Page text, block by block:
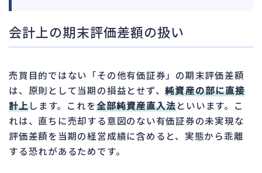
会計上の期末評価差額の扱い
売買目的ではない「その他有価証券」の期末評価差額
は、原則として当期の損益とせず、純資産の部に直接
計上します。これを全部純資産直入法といいます。こ
れは、直ちに売却する意図のない有価証券の未実現な
評価差額を当期の経営成績に含めると、実態から乖離
する恐れがあるためです。